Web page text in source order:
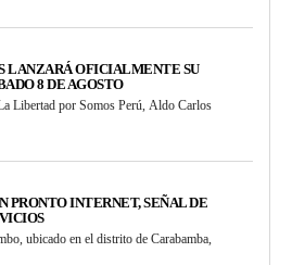
LANZARÁ OFICIALMENTE SU
8 DE AGOSTO
Libertad por Somos Perú, Aldo Carlos
PRONTO INTERNET, SEÑAL DE
ubicado en el distrito de Carabamba,